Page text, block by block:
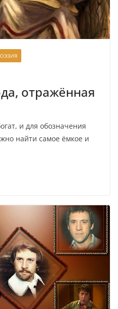
отражённая
и для обозначения
найти самое ёмкое и